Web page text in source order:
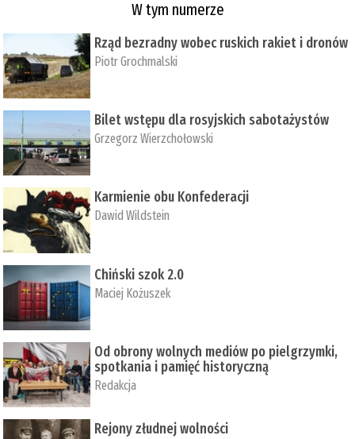
W tym numerze
Rząd bezradny wobec ruskich rakiet i dronów
Piotr Grochmalski
Bilet wstępu dla rosyjskich sabotażystów
Grzegorz Wierzchołowski
Karmienie obu Konfederacji
Dawid Wildstein
Chiński szok 2.0
Maciej Kożuszek
Od obrony wolnych mediów po pielgrzymki,
spotkania i pamięć historyczną
Redakcja
Rejony złudnej wolności